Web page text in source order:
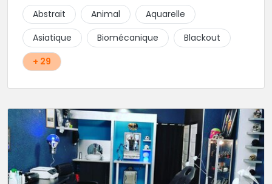
religieux ou du chicanos. Romain son frère sera vous
combler par sa finesse pour des pièces comme le
mandala, l'ornemental ou la calligraphie pour le
bonheur des futurs tatoués. Il y a aussi Léa, Maureen,
Fat, Tom, Sento, Lily, des artistes hors normes. Il n'y a
qu'à regarder les pièces sélectionnées ici pour
Abstrait Animal
Aquarelle
Asiatique
Biomécanique
Blackout
+ 29